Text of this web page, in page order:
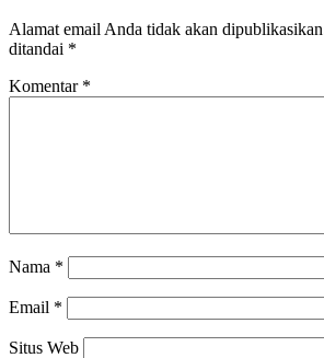
Alamat email Anda tidak akan
ditandai *
Komentar *
Nama *
Email *
Situs Web